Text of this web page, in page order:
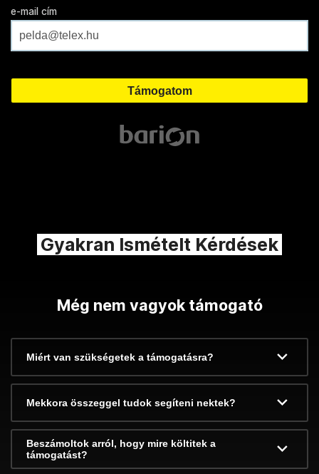
e-mail cím
Gyakran Ismételt Kérdések
Még nem vagyok támogató
Miért van szükségetek a támogatásra?
Mekkora összeggel tudok segíteni nektek?
Beszámoltok arról, hogy mire költitek a
támogatást?